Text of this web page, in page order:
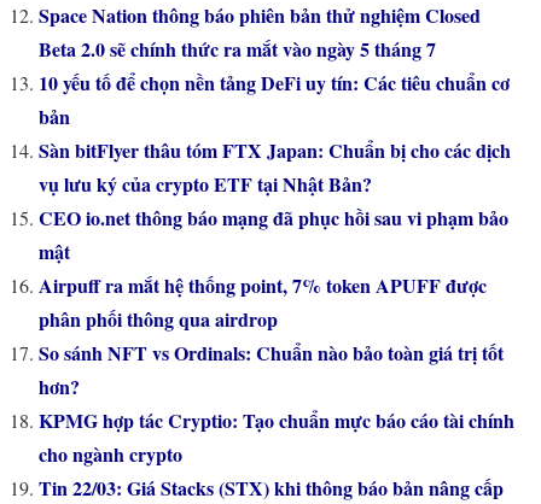
Space Nation thông báo phiên bản thử nghiệm Closed
Beta 2.0 sẽ chính thức ra mắt vào ngày 5 tháng 7
10 yếu tố để chọn nền tảng DeFi uy tín: Các tiêu chuẩn cơ
bản
Sàn bitFlyer thâu tóm FTX Japan: Chuẩn bị cho các dịch
vụ lưu ký của crypto ETF tại Nhật Bản?
CEO io.net thông báo mạng đã phục hồi sau vi phạm bảo
mật
Airpuff ra mắt hệ thống point, 7% token APUFF được
phân phối thông qua airdrop
So sánh NFT vs Ordinals: Chuẩn nào bảo toàn giá trị tốt
hơn?
KPMG hợp tác Cryptio: Tạo chuẩn mực báo cáo tài chính
cho ngành crypto
Tin 22/03: Giá Stacks (STX) khi thông báo bản nâng cấp